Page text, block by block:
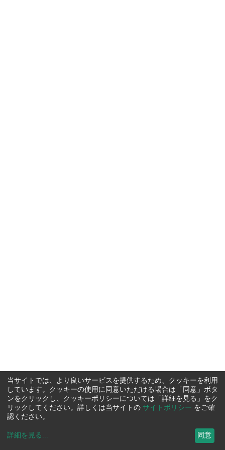
当サイトでは、より良いサービスを提供するため、クッキーを利用
しています。クッキーの使用に同意いただける場合は「同意」ボタ
ンをクリックし、クッキーポリシーについては「詳細を見る」をク
リックしてください。詳しくは当サイトの サイトポリシー をご確
認ください。
詳細を見る ... 同意